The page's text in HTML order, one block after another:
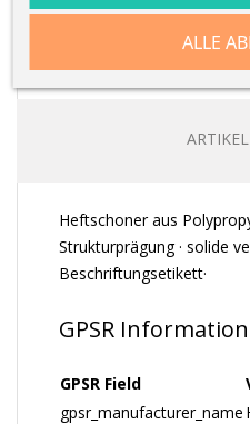
Heftschoner aus
Strukturprägung · solide
Beschriftungsetikett·
GPSR Information
GPSR Field
gpsr_manufacturer_name
ALLE